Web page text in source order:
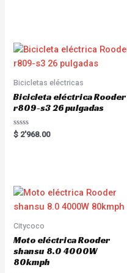
Bicicletas eléctricas
Bicicleta eléctrica Rooder
r809-s3 26 pulgadas
R
a
u
t
f
$ 2'968.00
Citycoco
Moto eléctrica Rooder
shansu 8.0 4000W
80kmph